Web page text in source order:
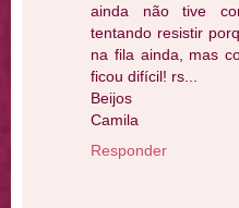
ainda não tive
tentando resistir
na fila ainda, mas
ficou difícil! rs...
Beijos
Camila
Responder